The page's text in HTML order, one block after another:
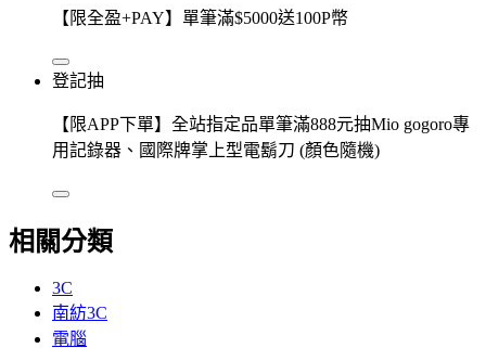
【限全盈+PAY】單筆滿$5000送100P幣
登記抽
【限APP下單】全站指定品單筆滿888元抽Mio gogoro專
用記錄器、國際牌掌上型電鬍刀 (顏色隨機)
相關分類
3C
南紡3C
電腦